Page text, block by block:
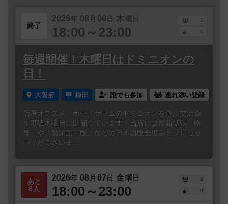
終了
2026年 08 月 06 日 木曜日
18:00～23:00
1
0
毎週開催！木曜日はドミニオンの
日！
大阪府 梅田 誰でも参加 連れ添い登録
店長オススメ！ボードゲームのドミニオンを遊ぶ交流会
を毎週木曜日に開催しています！当店には最新拡張「略
奪」や「繁栄第二版」などの日本語版全拡張とプロモカ
ードがございま...
あと
8人
2026年 08 月 07日 金曜日
18:00～23:00
4
0